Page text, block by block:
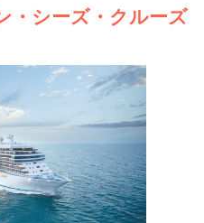
・シーズ・クルーズ